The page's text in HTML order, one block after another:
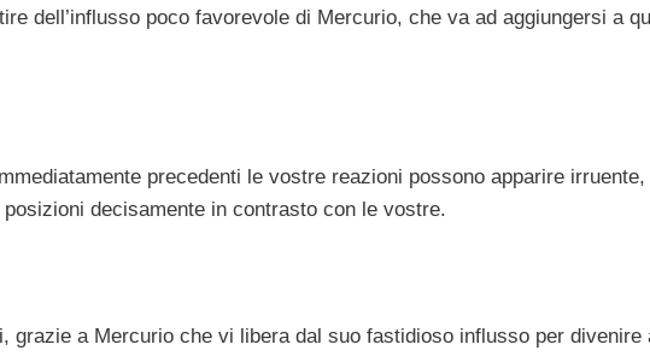
dell’influsso poco favorevole di Mercurio, che va ad aggiungersi a
precedenti le vostre reazioni possono apparire
decisamente in contrasto con le vostre.
grazie a Mercurio che vi libera dal suo fastidioso influsso per divenire